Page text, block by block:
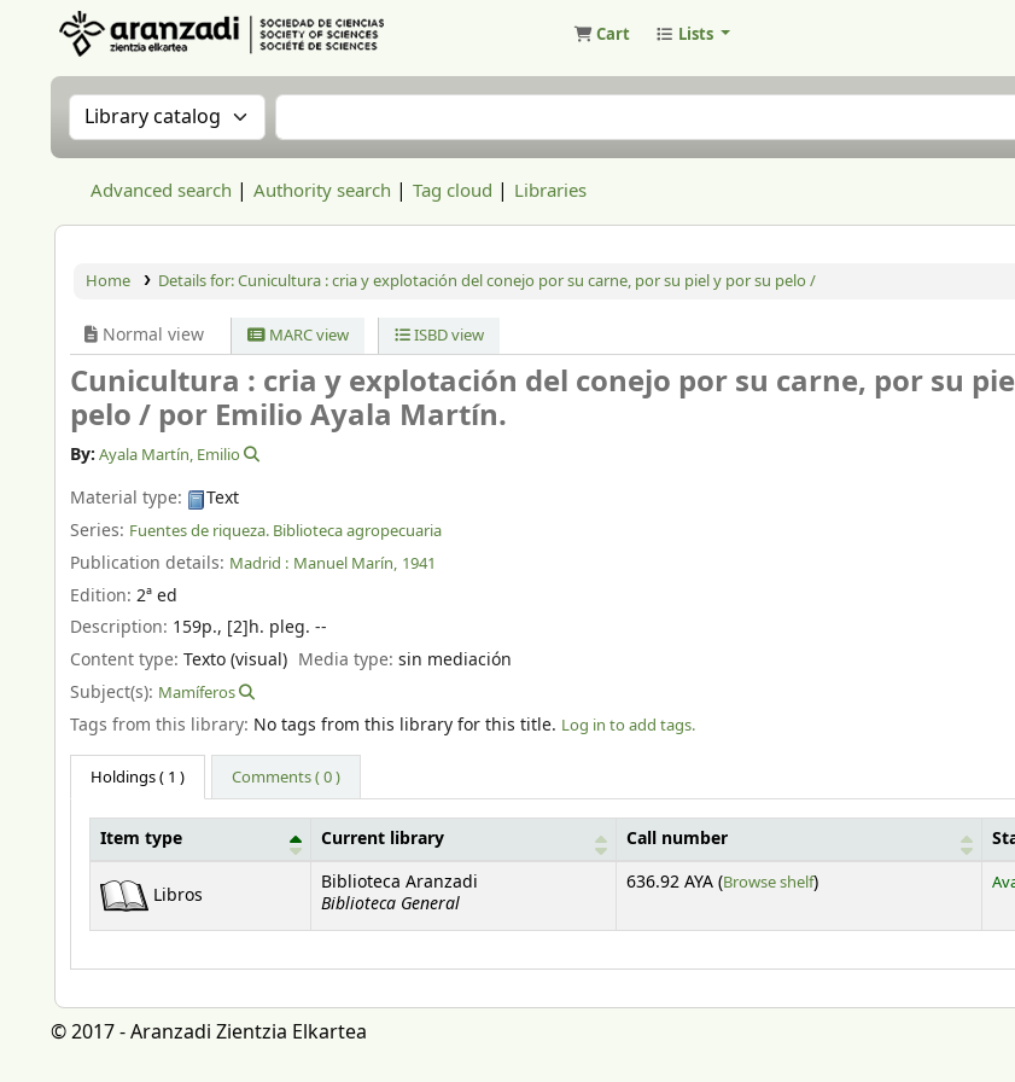
Cart Lists
Search the catalog by:Search the catalog
Advanced search Authority search Tag cloud Libraries
Home Details for:Cunicultura : cria y explotación del conejo por su carne, por su piel y por su pelo /
Normal view MARC view ISBD view
Cunicultura : cria y explotación del conejo por su carne, por su
pelo / por Emilio Ayala Martín.
By: Ayala Martín, Emilio
Material type:
Text
Series: Fuentes de riqueza. Biblioteca agropecuaria
Publication details: Madrid : Manuel Marín, 1941
Edition: 2ª ed
Description: 159p., [2]h. pleg. --
Content type: Texto (visual) Media type:sin mediación
Subject(s): Mamíferos
Tags from this library: No tags from this library for this title. Log in to add tags.
Holdings( 1 ) Comments ( 0 )
Item type Current library Call number
Libros
Biblioteca Aranzadi
Biblioteca General
636.92 AYA (Browse shelf(Opens below)
)
© 2017 - Aranzadi Zientzia Elkartea